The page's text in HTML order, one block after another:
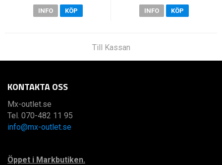
INFO KÖP INFO KÖP
Till Kassan
KONTAKTA OSS
Mx-outlet.se
Tel. 070-482 11 95
info@mx-outlet.se
Öppet i Markbutiken.